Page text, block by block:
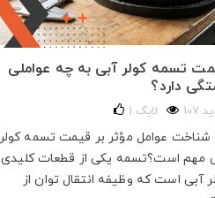
تسمه کولر آبی به چه عواملی
دارد؟
1 لایک
شناخت عوامل مؤثر بر قیمت تسمه کولر
مهم است؟تسمه یکی از قطعات کلیدی
آبی است که وظیفه انتقال توان از